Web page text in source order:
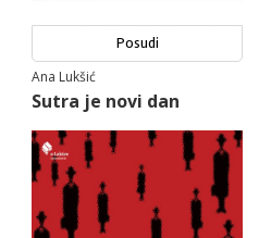
Posudi
Ana Lukšić
Sutra je novi dan